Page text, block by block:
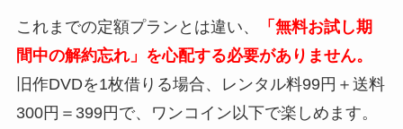
これまでの定額プランとは違い、
「無料お試し期
間中の解約忘れ」を心配する必要がありません。
旧作DVDを1枚借りる場合、レンタル料99円＋送料
300円＝399円で、ワンコイン以下で楽しめます。